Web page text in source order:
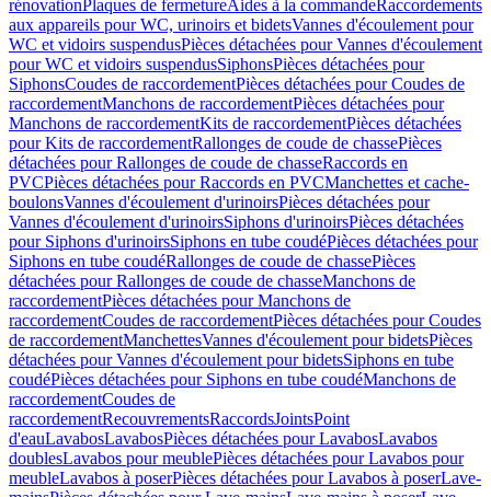
rénovationPlaques de fermetureAides à la commandeRaccordements
aux appareils pour WC, urinoirs et bidetsVannes d'écoulement pour
WC et vidoirs suspendusPièces détachées pour Vannes d'écoulement
pour WC et vidoirs suspendusSiphonsPièces détachées pour
SiphonsCoudes de raccordementPièces détachées pour Coudes de
raccordementManchons de raccordementPièces détachées pour
Manchons de raccordementKits de raccordementPièces détachées
pour Kits de raccordementRallonges de coude de chassePièces
détachées pour Rallonges de coude de chasseRaccords en
PVCPièces détachées pour Raccords en PVCManchettes et cache-
boulonsVannes d'écoulement d'urinoirsPièces détachées pour
Vannes d'écoulement d'urinoirsSiphons d'urinoirsPièces détachées
pour Siphons d'urinoirsSiphons en tube coudéPièces détachées pour
Siphons en tube coudéRallonges de coude de chassePièces
détachées pour Rallonges de coude de chasseManchons de
raccordementPièces détachées pour Manchons de
raccordementCoudes de raccordementPièces détachées pour Coudes
de raccordementManchettesVannes d'écoulement pour bidetsPièces
détachées pour Vannes d'écoulement pour bidetsSiphons en tube
coudéPièces détachées pour Siphons en tube coudéManchons de
raccordementCoudes de
raccordementRecouvrementsRaccordsJointsPoint
d'eauLavabosLavabosPièces détachées pour LavabosLavabos
doublesLavabos pour meublePièces détachées pour Lavabos pour
meubleLavabos à poserPièces détachées pour Lavabos à poserLave-